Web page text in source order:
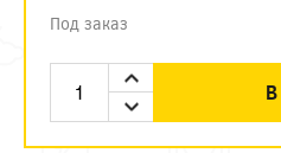
Под заказ